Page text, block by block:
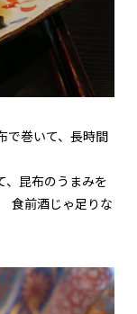
で巻いて、長時間
、昆布のうまみを
食前酒じゃ足りな